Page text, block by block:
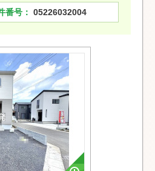
番号： 05226032004